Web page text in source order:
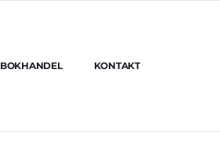
BOKHANDEL KONTAKT